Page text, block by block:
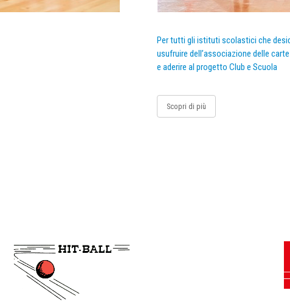
Per tutti gli istituti scolastici che
usufruire dell’associazione delle
e aderire al progetto Club e Scuola
Scopri di più